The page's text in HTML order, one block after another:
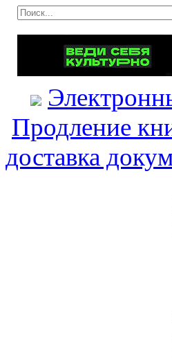
Продление
доставка